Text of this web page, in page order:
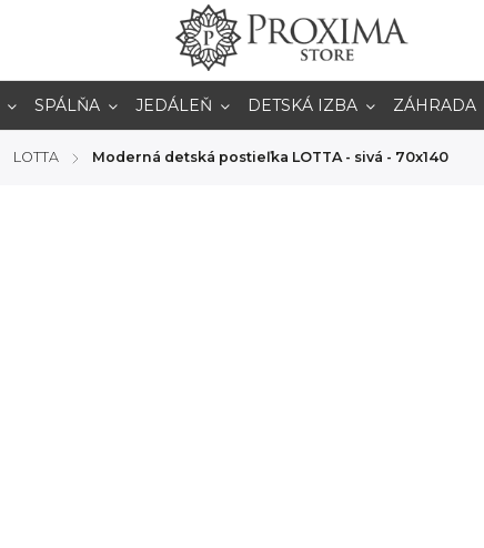
SPÁLŇA JEDÁLEŇ DETSKÁ IZBA ZÁHRADA
LOTTA / Moderná detská postieľka LOTTA - sivá - 70x140